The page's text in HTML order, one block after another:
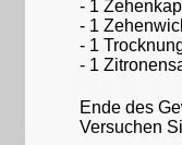
- 1
- 1
- 1
- 1
Ende des
Versuchen